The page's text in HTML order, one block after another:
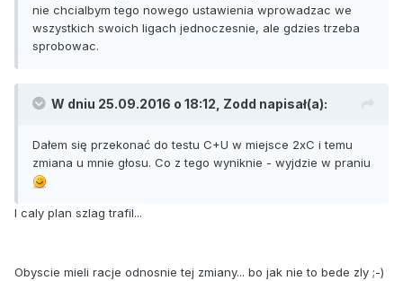
nie chcialbym tego nowego ustawienia wprowadzac we
wszystkich swoich ligach jednoczesnie, ale gdzies trzeba
sprobowac.
W dniu 25.09.2016 o 18:12, Zodd napisał(a):
Dałem się przekonać do testu C+U w miejsce 2xC i temu
zmiana u mnie głosu. Co z tego wyniknie - wyjdzie w praniu
I caly plan szlag trafil...
Obyscie mieli racje odnosnie tej zmiany... bo jak nie to bede zly ;-)